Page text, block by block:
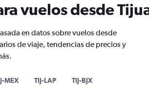
vuelos desde
en datos sobre vuelos desde
de viaje, tendencias de precios y
MEX TIJ-LAP TIJ-BJX